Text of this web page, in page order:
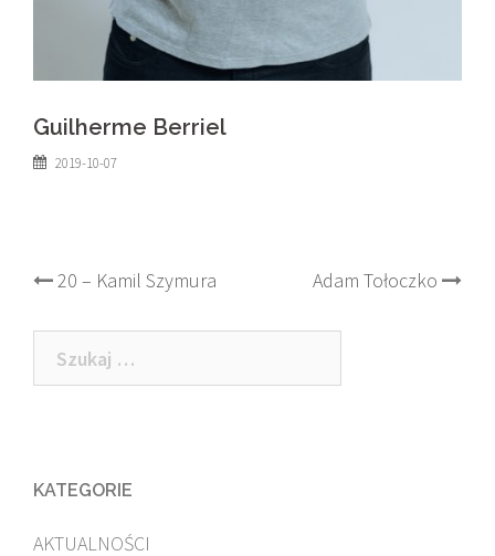
Guilherme Berriel
2019-10-07
Post
navigation
20 – Kamil Szymura Adam Tołoczko
Szukaj:
KATEGORIE
AKTUALNOŚCI